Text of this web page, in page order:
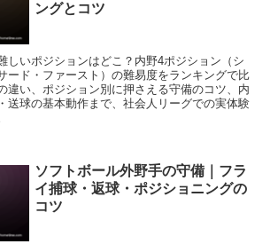
ングとコツ
しいポジションはどこ？内野4ポジション（シ
ード・ファースト）の難易度をランキングで比
違い、ポジション別に押さえる守備のコツ、内
送球の基本動作まで、社会人リーグでの実体験
ソフトボール外野手の守備｜フラ
イ捕球・返球・ポジショニングの
コツ